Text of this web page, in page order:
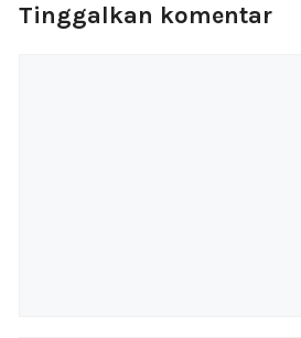
Tinggalkan komentar